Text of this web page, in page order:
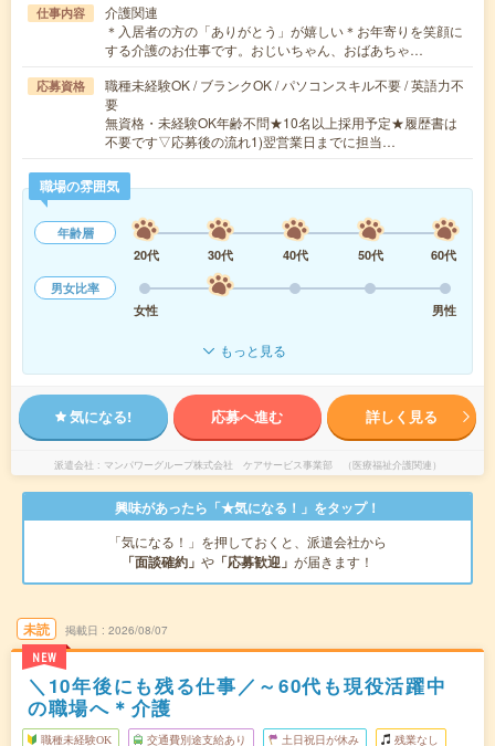
仕事内容
介護関連
＊入居者の方の「ありがとう」が嬉しい＊お年寄りを笑顔に
する介護のお仕事です。おじいちゃん、おばあちゃ…
応募資格
職種未経験OK / ブランクOK / パソコンスキル不要 / 英語力不
要
無資格・未経験OK年齢不問★10名以上採用予定★履歴書は
不要です▽応募後の流れ1)翌営業日までに担当…
職場の雰囲気
年齢層
20代
30代 40代 50代
60代
男女比率
女性
男性
もっと見る
気になる! 応募へ進む 詳しく見る
派遣会社 マンパワーグループ株式会社 ケアサービス事業部 （医療福祉介護関連）
興味があったら「★気になる！」をタップ！
「気になる！」を押しておくと、派遣会社から
「面談確約」 や 「応募歓迎」 が届きます！
未読
NEW
掲載日 2026/08/07
＼10年後にも残る仕事／～60代も現役活躍中
の職場へ＊介護
職種未経験OK 交通費別途支給あり 土日祝日が休み 残業なし